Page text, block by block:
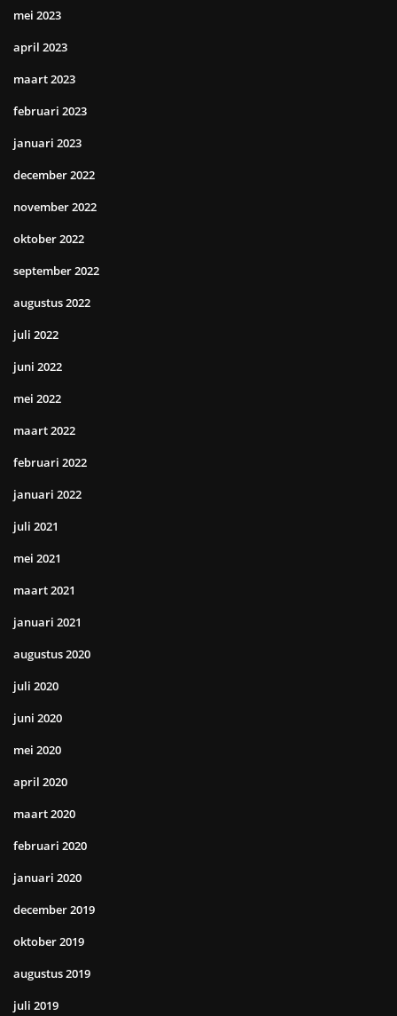
mei 2023
april 2023
maart 2023
februari 2023
januari 2023
december 2022
november 2022
oktober 2022
september 2022
augustus 2022
juli 2022
juni 2022
mei 2022
maart 2022
februari 2022
januari 2022
juli 2021
mei 2021
maart 2021
januari 2021
augustus 2020
juli 2020
juni 2020
mei 2020
april 2020
maart 2020
februari 2020
januari 2020
december 2019
oktober 2019
augustus 2019
juli 2019